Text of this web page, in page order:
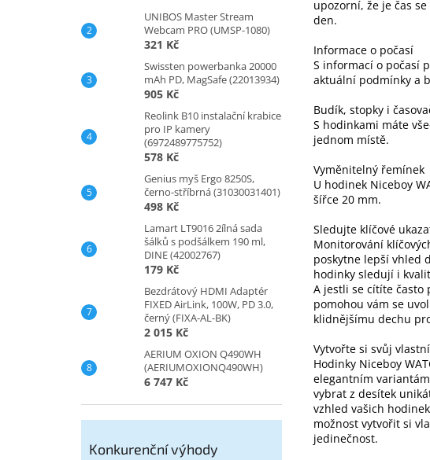
UNIBOS Master Stream
Webcam PRO (UMSP-1080)
321 Kč
Swissten powerbanka 20000
mAh PD, MagSafe (22013934)
905 Kč
Reolink B10 instalační krabice
pro IP kamery
(6972489775752)
578 Kč
Genius myš Ergo 8250S,
černo-stříbrná (31030031401)
498 Kč
Lamart LT9016 2ílná sada
šálků s podšálkem 190 ml,
DINE (42002767)
179 Kč
Bezdrátový HDMI Adaptér
FIXED AirLink, 100W, PD 3.0,
černý (FIXA-AL-BK)
2 015 Kč
AERIUM OXION Q490WH
(AERIUMOXIONQ490WH)
6 747 Kč
Konkurenční výhody
upozorní, že je čas
den.
Informace o počasí
S informací o počasí
aktuální podmínky a
Budík, stopky i
S hodinkami máte
jednom místě.
Vyměnitelný řemínek
U hodinek Niceboy
šířce 20 mm.
Sledujte klíčové
Monitorování
poskytne lepší vhled
hodinky sledují i
A jestli se cítíte často
pomohou vám se
klidnějšímu dechu
Vytvořte si svůj
Hodinky Niceboy
elegantním
vybrat z desítek
vzhled vašich
možnost vytvořit si
jedinečnost.